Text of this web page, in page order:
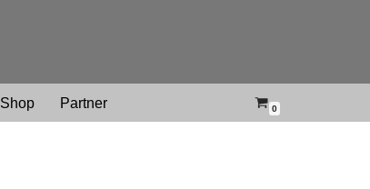
Shop Partner 0